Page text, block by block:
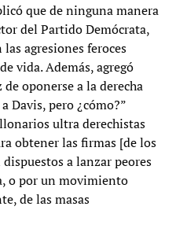
que de ninguna manera
del Partido Demócrata,
agresiones feroces
vida. Además, agregó
oponerse a la derecha
Davis, pero ¿cómo?”
ultra derechistas
obtener las firmas [de los
a lanzar peores
o por un movimiento
de las masas